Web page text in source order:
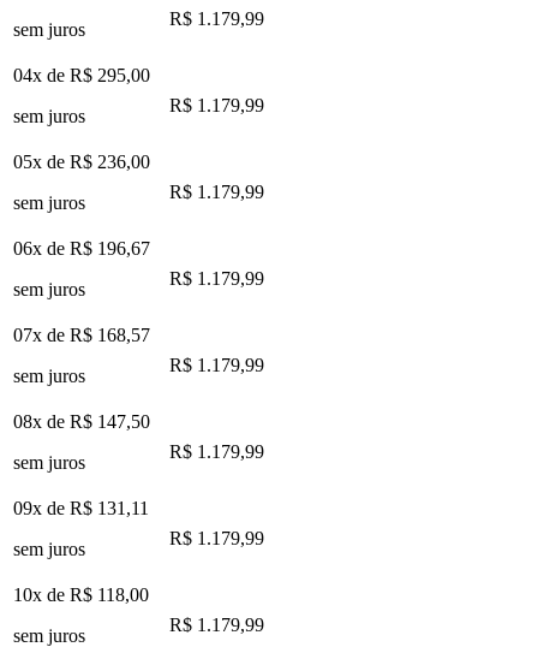
sem juros
R$ 1.179,99
04x de R$ 295,00
sem juros
R$ 1.179,99
05x de R$ 236,00
sem juros
R$ 1.179,99
06x de R$ 196,67
sem juros
R$ 1.179,99
07x de R$ 168,57
sem juros
R$ 1.179,99
08x de R$ 147,50
sem juros
R$ 1.179,99
09x de R$ 131,11
sem juros
R$ 1.179,99
10x de R$ 118,00
sem juros
R$ 1.179,99